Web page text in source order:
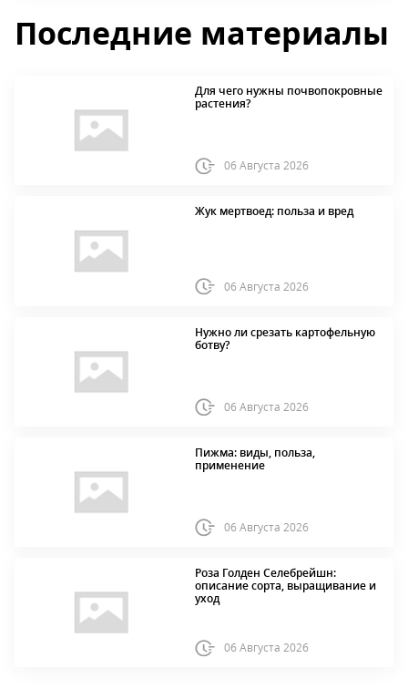
Последние материалы
Для чего нужны почвопокровные
растения?
06 Августа 2026
Жук мертвоед: польза и вред
06 Августа 2026
Нужно ли срезать картофельную
ботву?
06 Августа 2026
Пижма: виды, польза,
применение
06 Августа 2026
Роза Голден Селебрейшн:
описание сорта, выращивание и
уход
06 Августа 2026